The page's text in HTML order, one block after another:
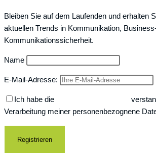
Bleiben Sie auf dem Laufenden und erhalten
aktuellen Trends in Kommunikation,
Kommunikationssicherheit.
Name
E-Mail-Adresse:
Ich habe die
Verarbeitung meiner personenbezognene